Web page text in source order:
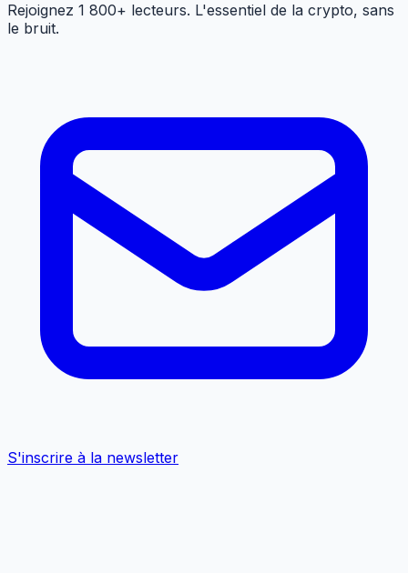
Rejoignez 1 800+ lecteurs. L'essentiel de la crypto, sans
le bruit.
S'inscrire à la newsletter